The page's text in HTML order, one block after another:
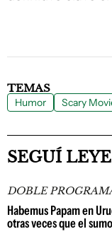
TEMAS
Humor Scary
SEGUÍ
DOBLE
Habemus Papam en
otras veces que el